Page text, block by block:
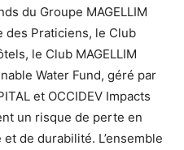
du Groupe MAGELLIM
des Praticiens, le Club
le Club MAGELLIM
Water Fund, géré par
et OCCIDEV Impacts
un risque de perte en
de durabilité. L’ensemble